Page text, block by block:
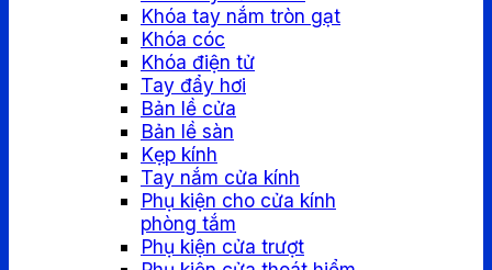
Khóa tay nắm tròn gạt
Khóa cóc
Khóa điện tử
Tay đẩy hơi
Bản lề cửa
Bản lề sàn
Kẹp kính
Tay nắm cửa kính
Phụ kiện cho cửa kính
phòng tắm
Phụ kiện cửa trượt